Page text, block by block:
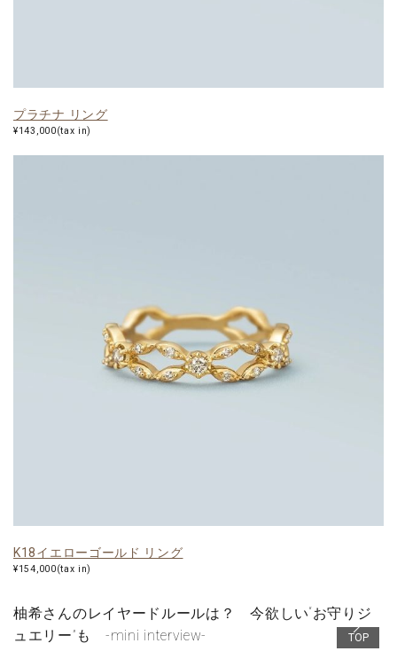
プラチナ リング
¥143,000(tax in)
K18イエローゴールド リング
¥154,000(tax in)
柚希さんのレイヤードルールは？ 今欲しい“お守りジ
ュエリー”も -mini interview-